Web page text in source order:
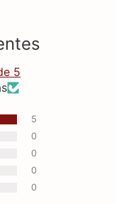
5
5
0
0
0
0